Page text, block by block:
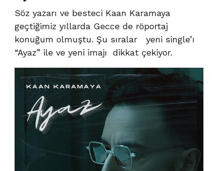
Söz yazarı ve besteci Kaan Karamaya
geçtiğimiz yıllarda Gecce de röportaj
konuğum olmuştu. Şu sıralar yeni single’ı
“Ayaz” ile ve yeni imajı dikkat çekiyor.